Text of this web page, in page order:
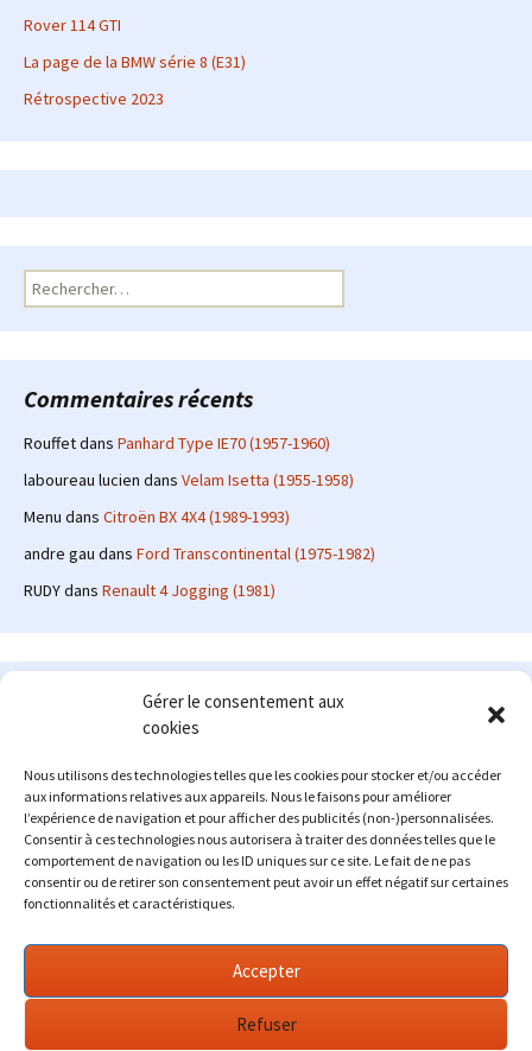
Gérer le consentement aux
cookies
Nous utilisons des technologies telles que les cookies pour stocker et/ou accéder
aux informations relatives aux appareils. Nous le faisons pour améliorer
l’expérience de navigation et pour afficher des publicités (non-)personnalisées.
Consentir à ces technologies nous autorisera à traiter des données telles que le
comportement de navigation ou les ID uniques sur ce site. Le fait de ne pas
consentir ou de retirer son consentement peut avoir un effet négatif sur certaines
fonctionnalités et caractéristiques.
Accepter
Refuser
Rover 114 GTI
La page de la BMW série 8 (E31)
Rétrospective 2023
Rechercher :
Commentaires récents
Rouffetdans Panhard Type IE70 (1957-1960)
laboureau lucien dans Velam Isetta (1955-1958)
Menu dans Citroën BX 4X4 (1989-1993)
andre gau dans Ford Transcontinental (1975-1982)
RUDYdans Renault 4 Jogging (1981)
Le site en quelques mots
: passionné d'automobile ancienne depuis de
nombreuses années, j'ai commencé à partager ma passion sur
internet à partir de 2009 au travers d'un blog qui a connu un relatif
succès. Fin 2013, je décide de prendre mon autonomie et me lancer
avec mon propre site : l'Automobile Ancienne.
Me contacter : alex(at)lautomobileancienne.com